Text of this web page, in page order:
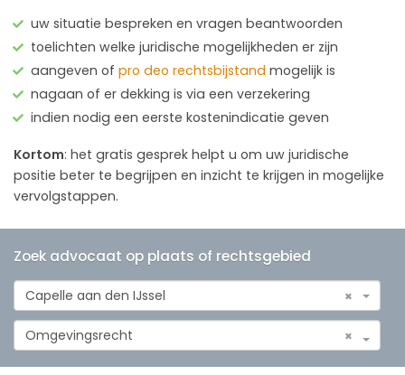
uw situatie bespreken en vragen beantwoorden
toelichten welke juridische mogelijkheden er zijn
aangeven of pro deo rechtsbijstand mogelijk is
nagaan of er dekking is via een verzekering
indien nodig een eerste kostenindicatie geven
Kortom: het gratis gesprek helpt u om uw juridische
positie beter te begrijpen en inzicht te krijgen in mogelijke
vervolgstappen.
Zoek advocaat op plaats of rechtsgebied
×
Capelle aan den IJssel
×
Omgevingsrecht